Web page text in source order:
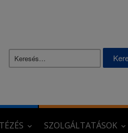
Keresés:
SZOLGÁLTATÁSOK